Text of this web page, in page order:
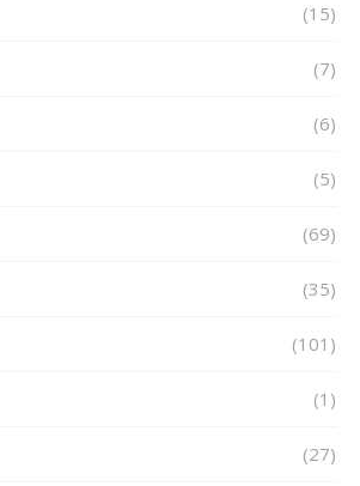
(15)
(7)
(6)
(5)
(69)
(35)
(101)
(1)
(27)